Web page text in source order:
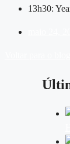
13h30: